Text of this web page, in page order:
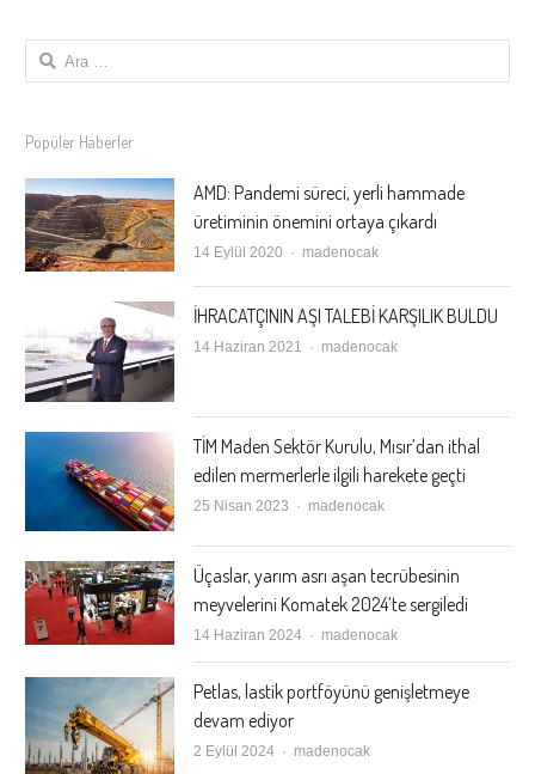
Arama:
Popüler Haberler
AMD: Pandemi süreci, yerli hammade
üretiminin önemini ortaya çıkardı
14 Eylül 2020 Author
madenocak
İHRACATÇININ AŞI TALEBİ KARŞILIK BULDU
14 Haziran 2021 Author
madenocak
TİM Maden Sektör Kurulu, Mısır’dan ithal
edilen mermerlerle ilgili harekete geçti
25 Nisan 2023 Author
madenocak
Üçaslar, yarım asrı aşan tecrübesinin
meyvelerini Komatek 2024’te sergiledi
14 Haziran 2024 Author
madenocak
Petlas, lastik portföyünü genişletmeye
devam ediyor
2 Eylül 2024 Author
madenocak